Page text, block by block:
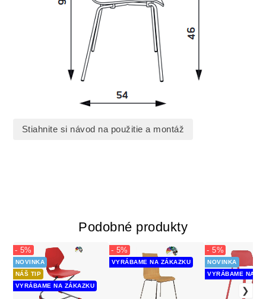
Stiahnite si návod na použitie a montáž
Podobné produkty
NOVINKA
NÁŠ TIP
VYRÁBAME NA ZÁKAZKU
- 5%
VYRÁBAME NA ZÁKAZKU
- 5%
NOVINKA
VYRÁBAME NA
- 5%